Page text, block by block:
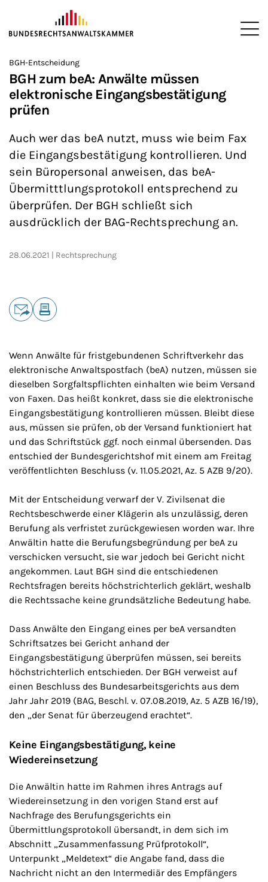
ZUM HAUPTINHALT SPRINGEN
Sie befinden sich hier:
>
Startseite
>
Newsroom
BGH-Entscheidung
BGH zum beA: Anwälte müssen
elektronische Eingangsbestätigung
prüfen
Auch wer das beA nutzt, muss wie beim Fax
die Eingangsbestätigung kontrollieren. Und
sein Büropersonal anweisen, das beA-
Übermitttlungsprotokoll entsprechend zu
überprüfen. Der BGH schließt sich
ausdrücklich der BAG-Rechtsprechung an.
28.06.2021 Rechtsprechung
Teilen
Wenn Anwälte für fristgebundenen Schriftverkehr das
elektronische Anwaltspostfach (beA) nutzen, müssen sie
dieselben Sorgfaltspflichten einhalten wie beim Versand
von Faxen. Das heißt konkret, dass sie die elektronische
Eingangsbestätigung kontrollieren müssen. Bleibt diese
aus, müssen sie prüfen, ob der Versand funktioniert hat
und das Schriftstück ggf. noch einmal übersenden. Das
entschied der Bundesgerichtshof mit einem am Freitag
veröffentlichten Beschluss (v. 11.05.2021, Az. 5 AZB 9/20).
Mit der Entscheidung verwarf der V. Zivilsenat die
Rechtsbeschwerde einer Klägerin als unzulässig, deren
Berufung als verfristet zurückgewiesen worden war. Ihre
Anwältin hatte die Berufungsbegründung per beA zu
verschicken versucht, sie war jedoch bei Gericht nicht
angekommen. Laut BGH sind die entschiedenen
Rechtsfragen bereits höchstrichterlich geklärt, weshalb
die Rechtssache keine grundsätzliche Bedeutung habe.
Dass Anwälte den Eingang eines per beA versandten
Schriftsatzes bei Gericht anhand der
Eingangsbestätigung überprüfen müssen, sei bereits
höchstrichterlich entschieden. Der BGH verweist auf
einen Beschluss des Bundesarbeitsgerichts aus dem
Jahr Jahr 2019 (BAG, Beschl. v. 07.08.2019, Az. 5 AZB 16/19),
den „der Senat für überzeugend erachtet“.
Keine Eingangsbestätigung, keine
Wiedereinsetzung
Die Anwältin hatte im Rahmen ihres Antrags auf
Wiedereinsetzung in den vorigen Stand erst auf
Nachfrage des Berufungsgerichts ein
Übermittlungsprotokoll übersandt, in dem sich im
Abschnitt „Zusammenfassung Prüfprotokoll“,
Unterpunkt „Meldetext“ die Angabe fand, dass die
Nachricht nicht an den Intermediär des Empfängers